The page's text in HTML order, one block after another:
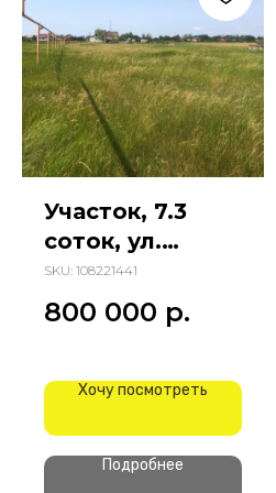
Участок, 7.3
соток, ул.
Степная
SKU: 108221441
800 000 р.
Хочу посмотреть
Подробнее